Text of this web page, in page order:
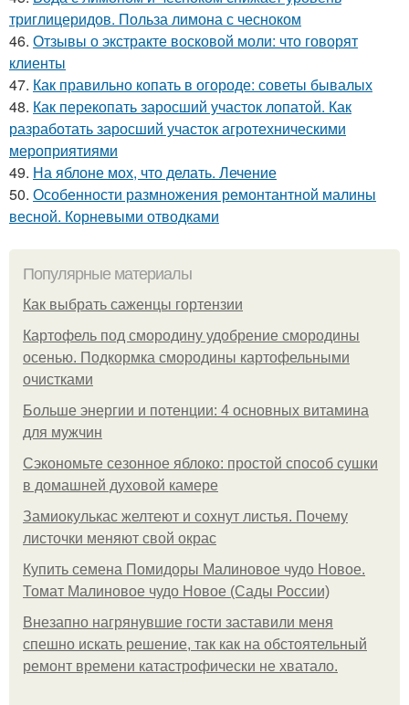
триглицеридов. Польза лимона с чесноком
46. Отзывы о экстракте восковой моли: что говорят
клиенты
47. Как правильно копать в огороде: советы бывалых
48. Как перекопать заросший участок лопатой. Как
разработать заросший участок агротехническими
мероприятиями
49. На яблоне мох, что делать. Лечение
50. Особенности размножения ремонтантной малины
весной. Корневыми отводками
Популярные материалы
Как выбрать саженцы гортензии
Картофель под смородину удобрение смородины
осенью. Подкормка смородины картофельными
очистками
Больше энергии и потенции: 4 основных витамина
для мужчин
Сэкономьте сезонное яблоко: простой способ сушки
в домашней духовой камере
Замиокулькас желтеют и сохнут листья. Почему
листочки меняют свой окрас
Купить семена Помидоры Малиновое чудо Новое.
Томат Малиновое чудо Новое (Сады России)
Внезапно нагрянувшие гости заставили меня
спешно искать решение, так как на обстоятельный
ремонт времени катастрофически не хватало.